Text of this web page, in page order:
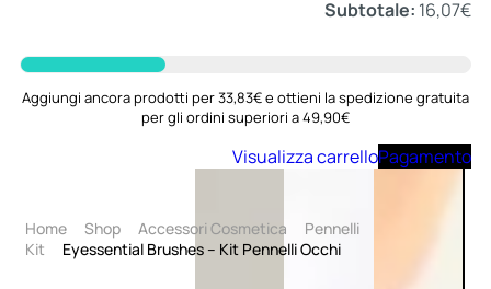
Subtotale: 16,07€
Aggiungi ancora prodotti per 33,83€ e ottieni la spedizione gratuita
per gli ordini superiori a 49,90€
Visualizza carrelloPagamento
Home Shop Accessori Cosmetica
Pennelli
Kit
Eyessential Brushes – Kit Pennelli Occhi